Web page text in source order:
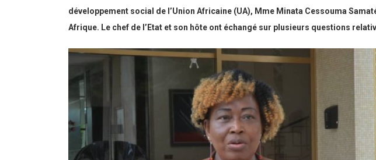
développement social de l’Union Africaine (UA), Mme Minata Cessouma
Afrique. Le chef de l’Etat et son hôte ont échangé sur plusieurs questions